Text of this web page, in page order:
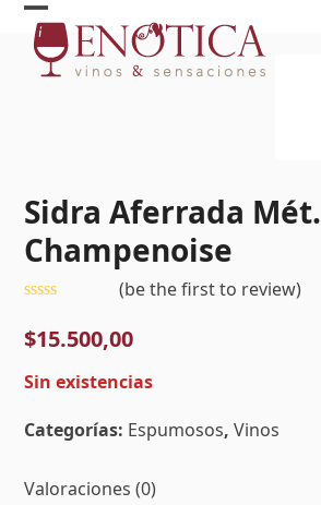
Skip
content
Open
mobile
Close
mobile
Sidra Aferrada Mét.
Champenoise
con
0
5
(be the first to review)
$15.500,00
Sin existencias
Categorías: Espumosos,Vinos
Valoraciones (0)